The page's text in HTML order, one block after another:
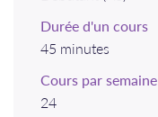
Durée d'un cours
45 minutes
Cours par semaine
24